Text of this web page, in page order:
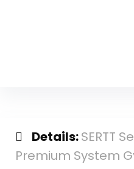
Details:SERTT
Premium System